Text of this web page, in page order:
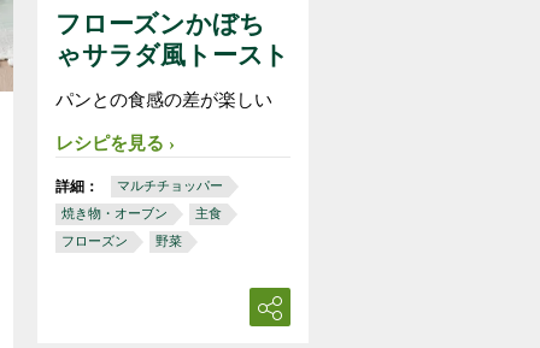
フローズンかぼち
ゃサラダ風トースト
パンとの食感の差が楽しい
レシピを見る
詳細：
マルチチョッパー
焼き物・オーブン
主食
フローズン
野菜